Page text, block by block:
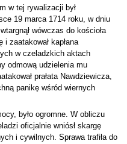
w tej rywalizacji był
19 marca 1714 roku, w dniu
wówczas do kościoła
zaatakował kapłana
w czeladzkich aktach
odmową udzielenia mu
prałata Nawdziewicza,
panikę wśród wiernych
było ogromne. W obliczu
oficjalnie wniósł skargę
i cywilnych. Sprawa trafiła do